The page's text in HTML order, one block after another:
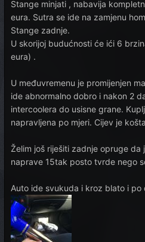
Stange minjati , nabavija
eura. Sutra se ide na zamjenu
Stange zadnje.
U skorijoj budućnosti će ići 6
eura) .
U međuvremenu je promijenjen
ide abnormalno dobro i nakon 2
intercoolera do usisne grane.
napravljena po mjeri. Cijev je
Želim još riješiti zadnje opruge
naprave 15tak posto tvrde nego
Auto ide svukuda i kroz blato i po